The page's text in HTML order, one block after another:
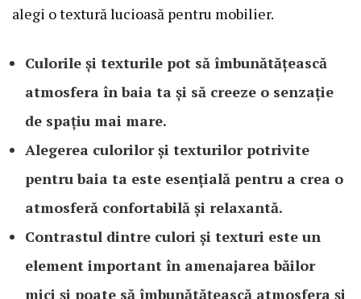
alegi o textură lucioasă pentru mobilier.
Culorile și texturile pot să îmbunătățească
atmosfera în baia ta și să creeze o senzație
de spațiu mai mare.
Alegerea culorilor și texturilor potrivite
pentru baia ta este esențială pentru a crea o
atmosferă confortabilă și relaxantă.
Contrastul dintre culori și texturi este un
element important în amenajarea băilor
mici și poate să îmbunătățească atmosfera și